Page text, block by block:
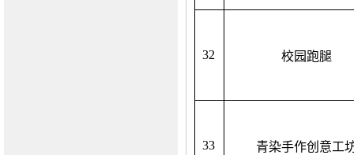
32 校园跑腿
33 青染手作创意工